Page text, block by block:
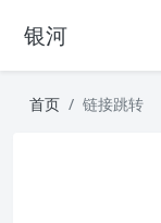
银河
首页 链接跳转